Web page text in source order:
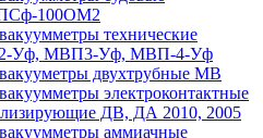
100ОМ2
технические
Уф, МВП3-Уф, МВП-4-Уф
двухтрубные МВ
электроконтактные
ДВ, ДА 2010, 2005
аммиачные